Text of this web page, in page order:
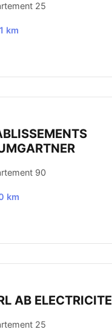
25
km
90
km
AB ELECTRICITE
25